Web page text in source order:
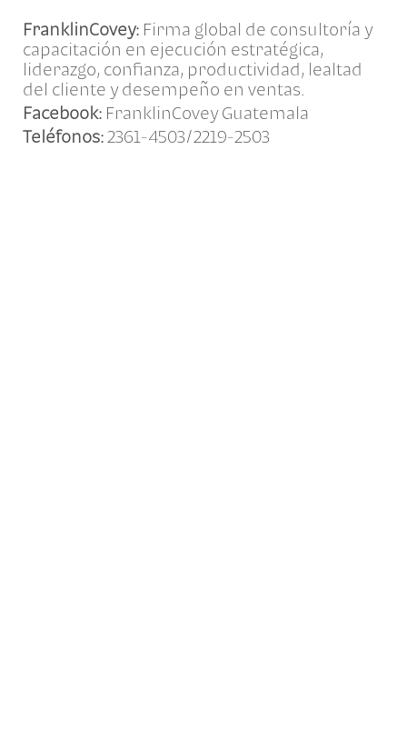
FranklinCovey: Firma global de consultoría y
capacitación en ejecución estratégica,
liderazgo, confianza, productividad, lealtad
del cliente y desempeño en ventas.
Facebook: FranklinCovey Guatemala
Teléfonos:2361-4503/2219-2503